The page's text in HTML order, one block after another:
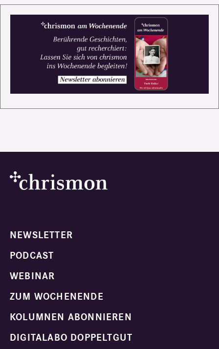
NEWSLETTER
PODCAST
WEBINAR
ZUM WOCHENENDE
KOLUMNEN ABONNIEREN
DIGITALABO DOPPELTGUT